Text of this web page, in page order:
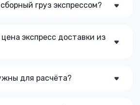
груз экспрессом?
экспресс доставки из
для расчёта?